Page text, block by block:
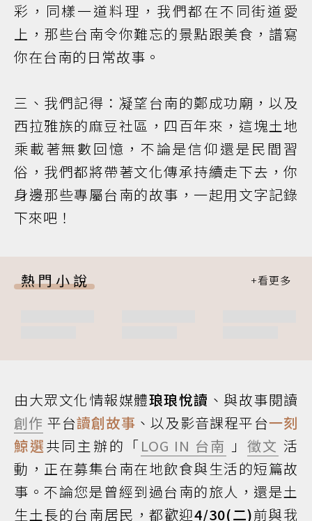
彩，同樣一道料理，我們都在不同街道愛
上，那些台南令你難忘的景點跟美食，譜寫
你在台南的日常故事。
三、我們記得：凝望台南的鄭成功廟，以及
西拉雅族的麻豆社區，四百年來，這塊土地
乘載著無數回憶，不論是信仰還是民間習
俗，我們都將帶著文化傳承持續走下去，你
身邊那些專屬台南的故事，一起用文字記錄
下來吧！
熱門小說
由大眾文化情報媒體琅琅悅讀 、與故事閱讀
創作 平台讀創故事 、以及影音課程平台一刻
鯨選共同主辦的「LOG IN 台南 」 徵文 活
動，正在募集台南在地飲食與生活的短篇故
事。不論您是曾經到過台南的旅人，還是土
生土長的台南居民，都歡迎4/30(二)前與我